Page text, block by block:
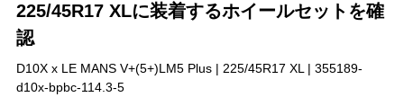
225/45R17 XLに装着するホイールセットを確
認
D10X x LE MANS V+(5+)LM5 Plus | 225/45R17 XL | 355189-
d10x-bpbc-114.3-5